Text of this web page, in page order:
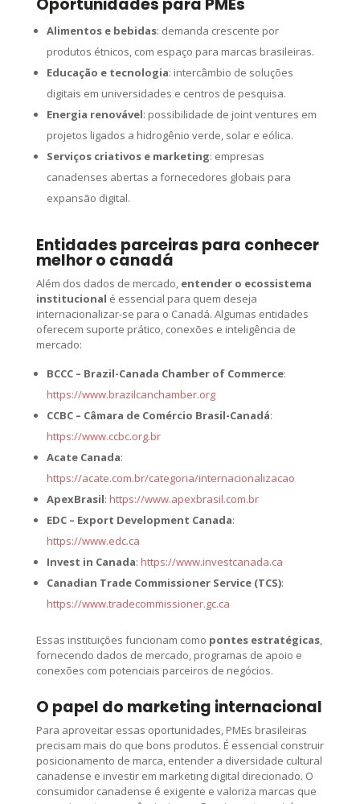
Alimentos e bebidas: demanda crescente por
produtos étnicos, com espaço para marcas brasileiras.
Educação e tecnologia: intercâmbio de soluções
digitais em universidades e centros de pesquisa.
Energia renovável: possibilidade de joint ventures em
projetos ligados a hidrogênio verde, solar e eólica.
Serviços criativos e marketing: empresas
canadenses abertas a fornecedores globais para
expansão digital.
Entidades parceiras para conhecer
melhor o canadá
Além dos dados de mercado, entender o ecossistema
institucional é essencial para quem deseja
internacionalizar-se para o Canadá. Algumas entidades
oferecem suporte prático, conexões e inteligência de
mercado:
BCCC – Brazil-Canada Chamber of Commerce:
https://www.brazilcanchamber.org
CCBC – Câmara de Comércio Brasil-Canadá:
https://www.ccbc.org.br
Acate Canada:
https://acate.com.br/categoria/internacionalizacao
ApexBrasil: https://www.apexbrasil.com.br
EDC – Export Development Canada:
https://www.edc.ca
Invest in Canada: https://www.investcanada.ca
Canadian Trade Commissioner Service (TCS):
https://www.tradecommissioner.gc.ca
Essas instituições funcionam como pontes estratégicas,
fornecendo dados de mercado, programas de apoio e
conexões com potenciais parceiros de negócios.
O papel do marketing internacional
Para aproveitar essas oportunidades, PMEs brasileiras
precisam mais do que bons produtos. É essencial construir
posicionamento de marca, entender a diversidade cultural
canadense e investir em marketing digital direcionado. O
consumidor canadense é exigente e valoriza marcas que